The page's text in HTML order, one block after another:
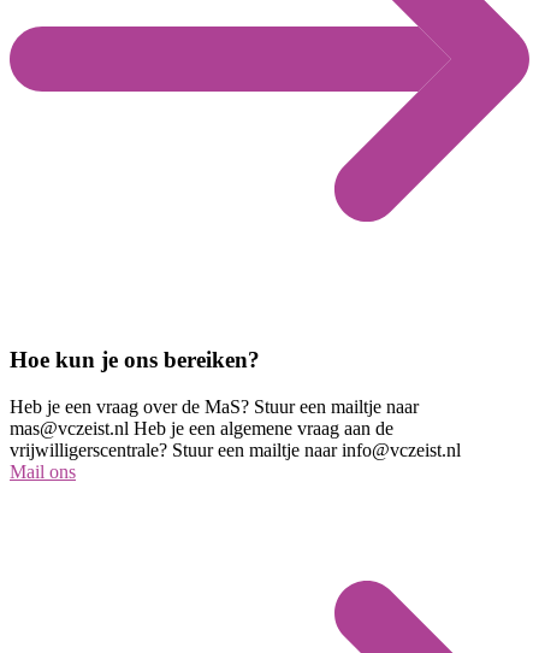
Hoe kun je ons bereiken?
Heb je een vraag over de MaS? Stuur een mailtje naar
mas@vczeist.nl Heb je een algemene vraag aan de
vrijwilligerscentrale? Stuur een mailtje naarinfo@vczeist.nl
Mail ons